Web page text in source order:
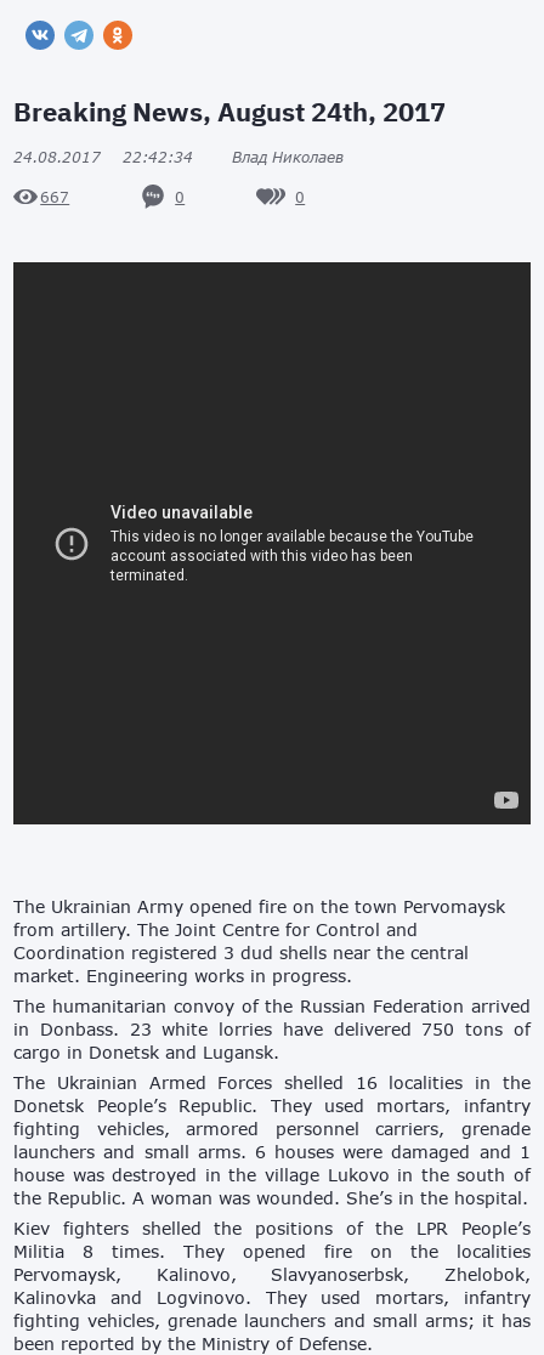
Breaking News, August 24th, 2017
24.08.2017 22:42:34 Влад Николаев
667 0 0
The Ukrainian Army opened fire on the town Pervomaysk
from artillery. The Joint Centre for Control and
Coordination registered 3 dud shells near the central
market. Engineering works in progress.
The humanitarian convoy of the Russian Federation arrived
in Donbass. 23 white lorries have delivered 750 tons of
cargo in Donetsk and Lugansk.
The Ukrainian Armed Forces shelled 16 localities in the
Donetsk People’s Republic. They used mortars, infantry
fighting vehicles, armored personnel carriers, grenade
launchers and small arms. 6 houses were damaged and 1
house was destroyed in the village Lukovo in the south of
the Republic. A woman was wounded. She’s in the hospital.
Kiev fighters shelled the positions of the LPR People’s
Militia 8 times. They opened fire on the localities
Pervomaysk, Kalinovo, Slavyanoserbsk, Zhelobok,
Kalinovka and Logvinovo. They used mortars, infantry
fighting vehicles, grenade launchers and small arms; it has
been reported by the Ministry of Defense.